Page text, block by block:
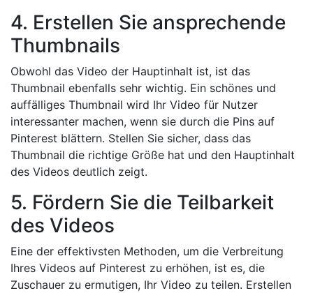
4. Erstellen Sie ansprechende
Thumbnails
Obwohl das Video der Hauptinhalt ist, ist das
Thumbnail ebenfalls sehr wichtig. Ein schönes und
auffälliges Thumbnail wird Ihr Video für Nutzer
interessanter machen, wenn sie durch die Pins auf
Pinterest blättern. Stellen Sie sicher, dass das
Thumbnail die richtige Größe hat und den Hauptinhalt
des Videos deutlich zeigt.
5. Fördern Sie die Teilbarkeit
des Videos
Eine der effektivsten Methoden, um die Verbreitung
Ihres Videos auf Pinterest zu erhöhen, ist es, die
Zuschauer zu ermutigen, Ihr Video zu teilen. Erstellen